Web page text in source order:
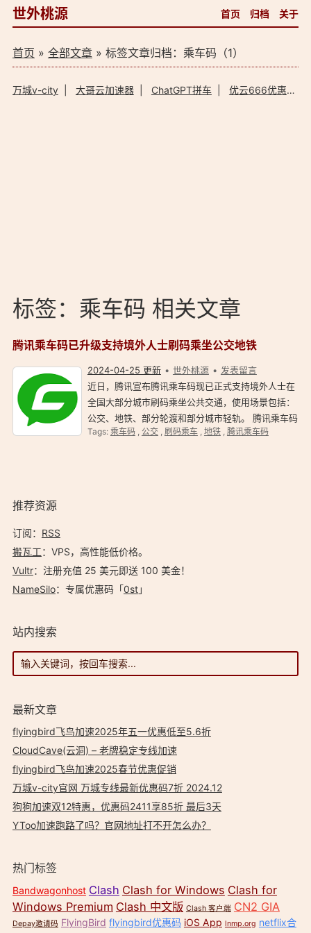
世外桃源 首页 归档 关于
首页 » 全部文章» 标签文章归档：乘车码（1）
万城v-city| 大哥云加速器| ChatGPT拼车| 优云666优惠码
标签：乘车码 相关文章
腾讯乘车码已升级支持境外人士刷码乘坐公交地铁
2024-04-25 更新 世外桃源
发表留言
近日，腾讯宣布腾讯乘车码现已正式支持境外人士在
全国大部分城市刷码乘坐公共交通，使用场景包括：
公交、地铁、部分轮渡和部分城市轻轨。 腾讯乘车码
支持境外人士刷码坐公交地铁 万里长城、百年故宫、
Tags: 乘车码, 公交 , 刷码乘车, 地铁, 腾讯乘车码
推荐资源
订阅： RSS
搬瓦工：VPS，高性能低价格。️
Vultr：注册充值 25 美元即送 100 美金！
NameSilo：专属优惠码「0st」
站内搜索
最新文章
flyingbird飞鸟加速2025年五一优惠低至5.6折
CloudCave(云洞) – 老牌稳定专线加速
flyingbird飞鸟加速2025春节优惠促销
万城v-city官网 万城专线最新优惠码7折 2024.12
狗狗加速双12特惠，优惠码2411享85折 最后3天
YToo加速跑路了吗？官网地址打不开怎么办？
热门标签
Bandwagonhost Clash Clash for Windows Clash for
Windows Premium Clash 中文版 Clash 客户端 CN2 GIA
Depay邀请码 FlyingBird flyingbird优惠码 iOS App lnmp.org netflix合